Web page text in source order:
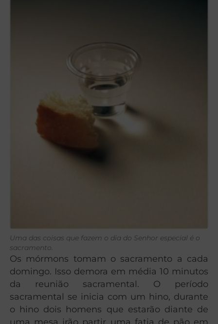
Uma das coisas que fazem o dia do Senhor especial é o
sacramento.
Os mórmons tomam o sacramento a cada
domingo. Isso demora em média 10 minutos
da reunião sacramental. O período
sacramental se inicia com um hino, durante
o hino dois homens que estarão diante de